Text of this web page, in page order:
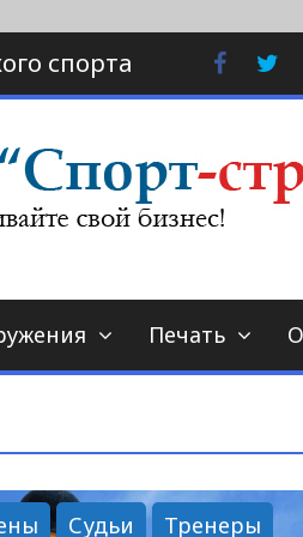
спорта
Печать
Судьи Тренеры